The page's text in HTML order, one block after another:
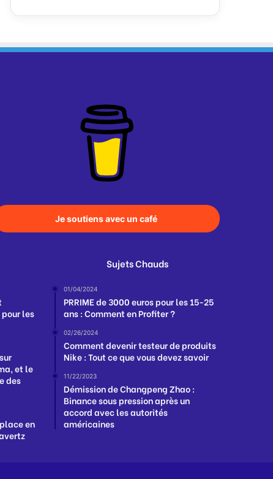
Je soutiens avec un café
les
et le
des
en
Sujets Chauds
01/04/2024
PRRIME de 3000 euros pour les 15-25
ans : Comment en Profiter ?
02/26/2024
Comment devenir testeur de produits
Nike : Tout ce que vous devez savoir
11/22/2023
Démission de Changpeng Zhao :
Binance sous pression après un
accord avec les autorités
américaines